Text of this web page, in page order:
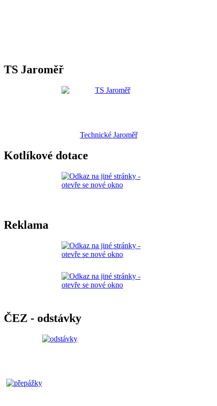
TS Jaroměř
Technické Jaroměř
Kotlíkové dotace
Reklama
ČEZ - odstávky